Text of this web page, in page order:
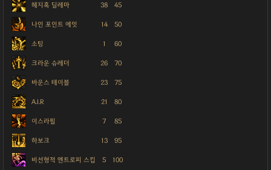
헤지혹 딜레마 38 45
나인 포인트 에잇 14 50
소팅 1 60
크라운 슈레더 26 70
바운스 테이블 23 75
A.I.R 21 80
이스라필 7 85
하보크 13 95
비선형적 엔트로피 스킵 5 100